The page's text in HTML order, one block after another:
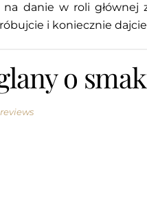
na danie w roli
i koniecznie
o